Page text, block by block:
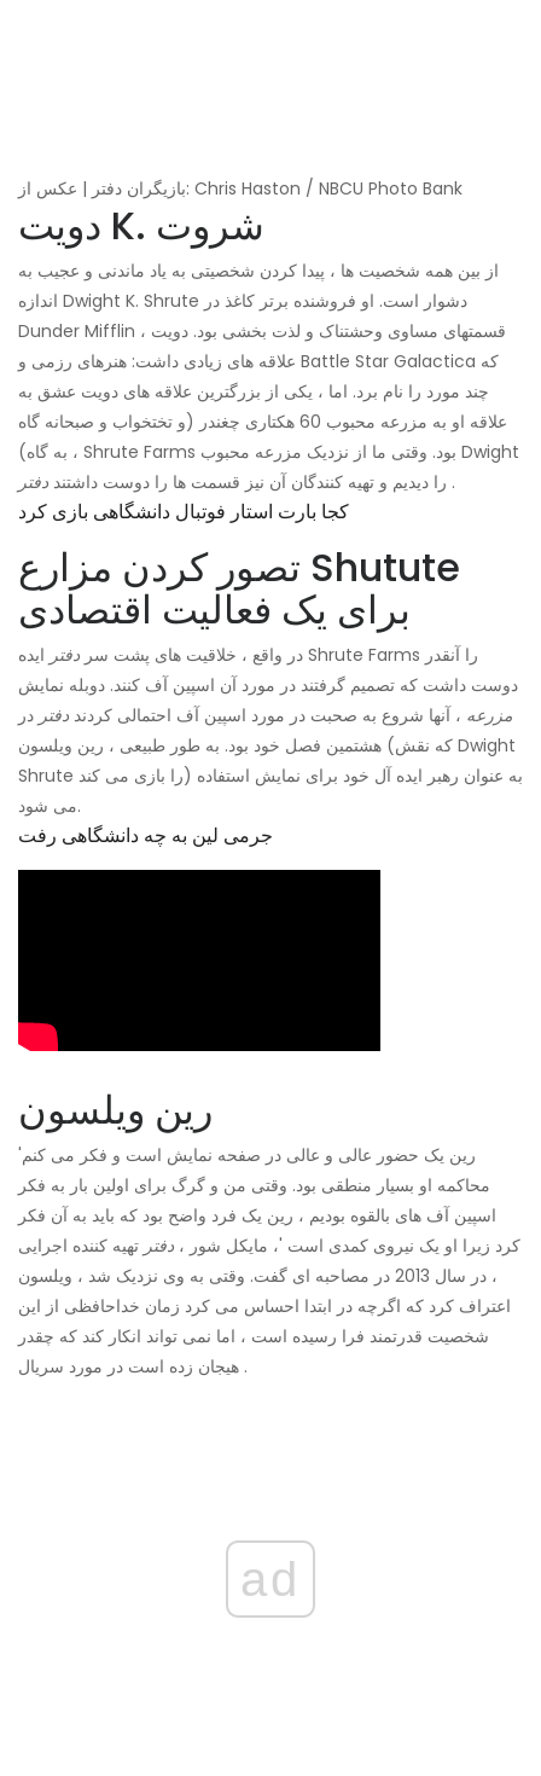
بازیگران دفتر | عکس از: Chris Haston / NBCU Photo Bank
دویت K. شروت
از بین همه شخصیت ها ، پیدا کردن شخصیتی به یاد ماندنی و عجیب به
اندازه Dwight K. Shrute دشوار است. او فروشنده برتر کاغذ در
Dunder Mifflin ، قسمتهای مساوی وحشتناک و لذت بخشی بود. دویت
علاقه های زیادی داشت: هنرهای رزمی و Battle Star Galactica که
چند مورد را نام برد. اما ، یکی از بزرگترین علاقه های دویت عشق به
علاقه او به مزرعه محبوب 60 هکتاری چغندر (و تختخواب و صبحانه گاه
به گاه) ، Shrute Farms بود. وقتی ما از نزدیک مزرعه محبوب Dwight
را دیدیم و تهیه کنندگان آن نیز قسمت ها را دوست داشتند دفتر .
کجا بارت استار فوتبال دانشگاهی بازی کرد
تصور کردن مزارع Shutute
برای یک فعالیت اقتصادی
در واقع ، خلاقیت های پشت سر دفتر ایده Shrute Farms را آنقدر
دوست داشت که تصمیم گرفتند در مورد آن اسپین آف کنند. دوبله نمایش
مزرعه ، آنها شروع به صحبت در مورد اسپین آف احتمالی کردند دفتر در
هشتمین فصل خود بود. به طور طبیعی ، رین ویلسون (که نقش Dwight
Shrute را بازی می کند) به عنوان رهبر ایده آل خود برای نمایش استفاده
می شود.
جرمی لین به چه دانشگاهی رفت
رین ویلسون
'رین یک حضور عالی و عالی در صفحه نمایش است و فکر می کنم
محاکمه او بسیار منطقی بود. وقتی من و گرگ برای اولین بار به فکر
اسپین آف های بالقوه بودیم ، رین یک فرد واضح بود که باید به آن فکر
کرد زیرا او یک نیروی کمدی است '، مایکل شور ، دفتر تهیه کننده اجرایی
، در سال 2013 در مصاحبه ای گفت. وقتی به وی نزدیک شد ، ویلسون
اعتراف کرد که اگرچه در ابتدا احساس می کرد زمان خداحافظی از این
شخصیت قدرتمند فرا رسیده است ، اما نمی تواند انکار کند که چقدر
هیجان زده است در مورد سریال .
ad